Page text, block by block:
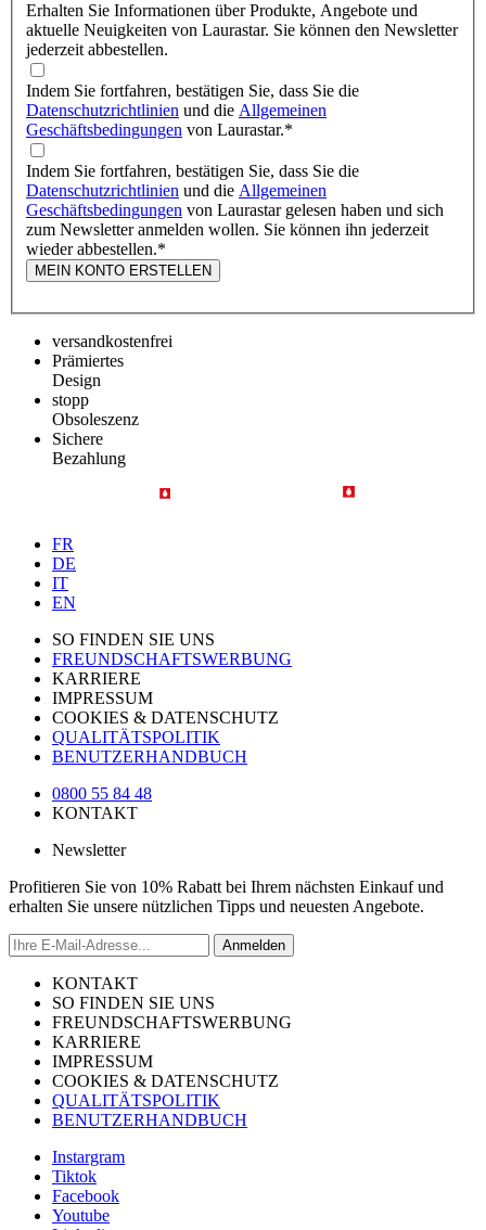
Erhalten Sie Informationen über Produkte, Angebote und
aktuelle Neuigkeiten von Laurastar. Sie können den Newsletter
jederzeit abbestellen.
Indem Sie fortfahren, bestätigen Sie, dass Sie die
Datenschutzrichtlinien und die Allgemeinen
Geschäftsbedingungen von Laurastar.*
Indem Sie fortfahren, bestätigen Sie, dass Sie die
Datenschutzrichtlinien und die Allgemeinen
Geschäftsbedingungen von Laurastar gelesen haben und sich
zum Newsletter anmelden wollen. Sie können ihn jederzeit
wieder abbestellen.*
MEIN KONTO ERSTELLEN
versandkostenfrei
Prämiertes
Design
stopp
Obsoleszenz
Sichere
Bezahlung
FR
DE
IT
EN
SO FINDEN SIE UNS
FREUNDSCHAFTSWERBUNG
KARRIERE
IMPRESSUM
COOKIES & DATENSCHUTZ
QUALITÄTSPOLITIK
BENUTZERHANDBUCH
0800 55 84 48
KONTAKT
Newsletter
Profitieren Sie von 10% Rabatt bei Ihrem nächsten Einkauf und
erhalten Sie unsere nützlichen Tipps und neuesten Angebote.
Anmelden
KONTAKT
SO FINDEN SIE UNS
FREUNDSCHAFTSWERBUNG
KARRIERE
IMPRESSUM
COOKIES & DATENSCHUTZ
QUALITÄTSPOLITIK
BENUTZERHANDBUCH
Instargram
Tiktok
Facebook
Youtube